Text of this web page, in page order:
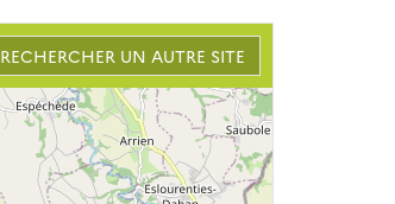
RECHERCHER UN AUTRE SITE